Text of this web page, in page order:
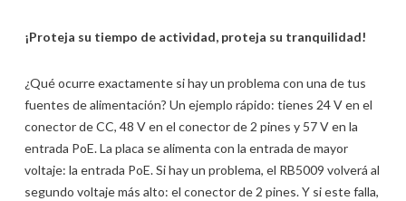
¡Proteja su tiempo de actividad, proteja su tranquilidad!
¿Qué ocurre exactamente si hay un problema con una de tus
fuentes de alimentación? Un ejemplo rápido: tienes 24 V en el
conector de CC, 48 V en el conector de 2 pines y 57 V en la
entrada PoE. La placa se alimenta con la entrada de mayor
voltaje: la entrada PoE. Si hay un problema, el RB5009 volverá al
segundo voltaje más alto: el conector de 2 pines. Y si este falla,